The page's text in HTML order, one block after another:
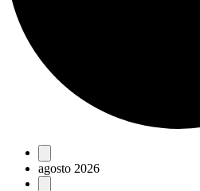
Eventos
agosto 2026